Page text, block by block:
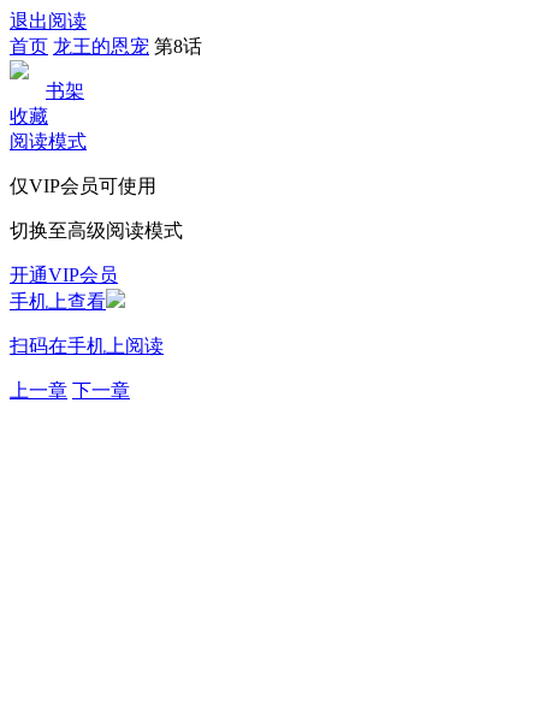
退出阅读
首页 龙王的恩宠 第8话
书架
收藏
阅读模式
仅VIP会员可使用
切换至高级阅读模式
开通VIP会员
手机上查看
扫码在手机上阅读
上一章 下一章